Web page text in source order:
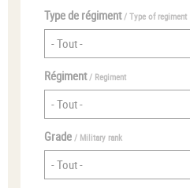
Type de régiment/ Type of regiment
Régiment/ Regiment
Grade / Military rank